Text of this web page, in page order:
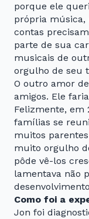
porque ele
própria música,
contas
parte de sua
musicais de
orgulho de seu
O outro amor
amigos. Ele
Felizmente, em
famílias se
muitos
muito orgulho
pôde vê-los
lamentava não
Como foi a
Jon foi